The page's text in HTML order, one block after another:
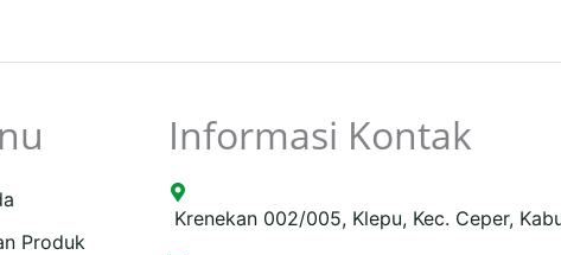
Produk
Informasi Kontak
Krenekan 002/005, Klepu, Kec. Ceper,